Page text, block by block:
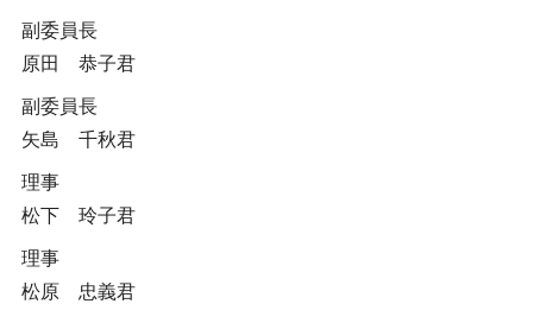
副委員長
原田 恭子君
副委員長
矢島 千秋君
理事
松下 玲子君
理事
松原 忠義君